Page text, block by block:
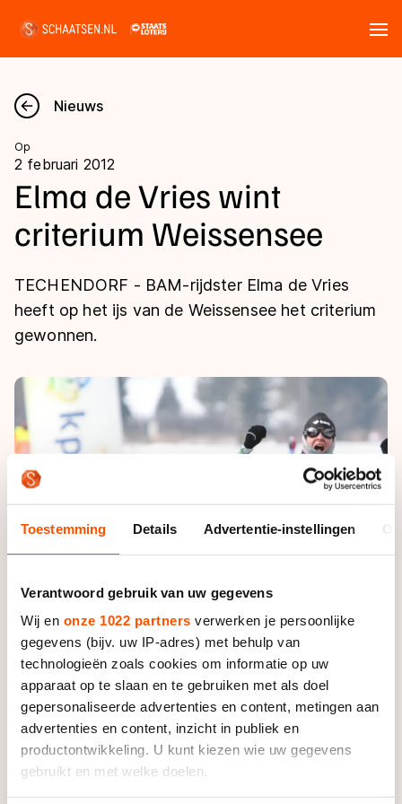
Toestemming Details Advertentie-instellingen
Verantwoord gebruik van uw gegevens
Wij en onze 1022 partners verwerken je persoonlijke
gegevens (bijv. uw IP-adres) met behulp van
technologieën zoals cookies om informatie op uw
apparaat op te slaan en te gebruiken met als doel
gepersonaliseerde advertenties en content, metingen aan
advertenties en content, inzicht in publiek en
productontwikkeling. U kunt kiezen wie uw gegevens
gebruikt en met welke doelen.
Nieuws
Kalender
Disciplines
Langebaan
Shorttrack
Kunstschaatsen
Schoonrijden
Natuurijs
Uitslagen
Langebaan
Marathon
Inlineskaten
Kunstschaatsen
Tijden & historie
Ranglijsten Langebaan
Persoonlijke records & tijden
Historie & statistiek
De weg op
Inschrijven wedstrijden
Algemene Nederlandse Schaatstijd
Schaatsfans
Alles voor jou als schaatsfan
Evenementen
Livestreams
Word schaatsfan!
Winacties
Olympische Spelen
Medaille overzicht
Medaillespiegel
Olympische uitslagen
Van Jong tot Goud verhalen
Nieuws
Op
2 februari 2012
Elma de Vries wint
criterium Weissensee
TECHENDORF - BAM-rijdster Elma de Vries
heeft op het ijs van de Weissensee het criterium
gewonnen.